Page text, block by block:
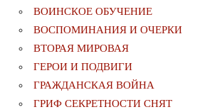
ВОИНСКОЕ ОБУЧЕНИЕ
ВОСПОМИНАНИЯ И ОЧЕРКИ
ВТОРАЯ МИРОВАЯ
ГЕРОИ И ПОДВИГИ
ГРАЖДАНСКАЯ ВОЙНА
ГРИФ СЕКРЕТНОСТИ СНЯТ